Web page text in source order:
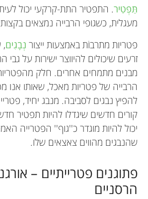
תַּפְטִיר. התפטיר התת-קרקעי יכול
מעגלית, כשגופי הרבייה נמצאים
פטריות מתרבוֹת באמצעות ייצור נְבָגִים,
זרעים שיכולים להיווצר ישירות על גבי
מבנים מתמחים אחרים. חלק
הרבייה של פטריות מאכל, שאותו אנו
להפיץ נבגים לסביבה. מנבג יחיד,
קורים חדשים שיגדלו להיות תפטיר
יכול להיות מוגדר כ''גוף'' הפטרייה
שהנבגים מהווים צאצאים שלו.
פתוגנים פטרייתיים –
הרסניים